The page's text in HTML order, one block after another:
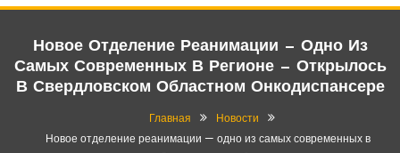
Новое Отделение Реанимации — Одно Из
Самых Современных В Регионе — Открылось
В Свердловском Областном Онкодиспансере
Главная
Новости
Новое отделение реанимации — одно из самых современных в